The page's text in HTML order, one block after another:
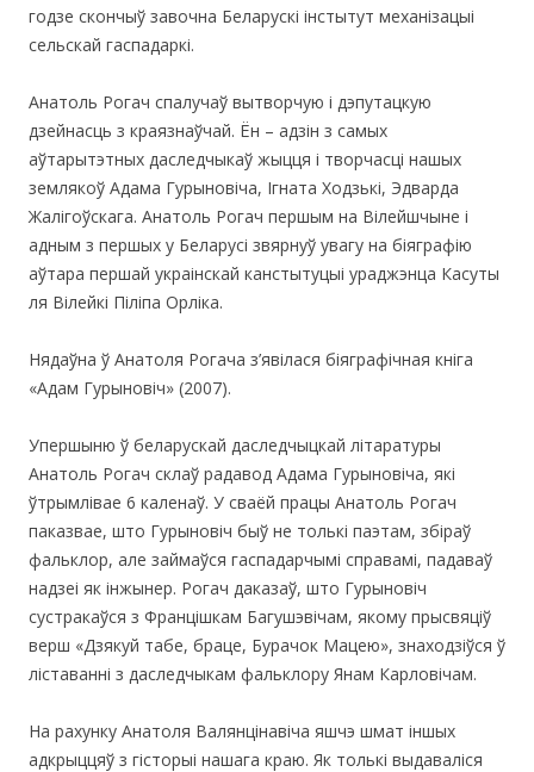
годзе скончыў завочна Беларускі інстытут механізацыі
сельскай гаспадаркі.
Анатоль Рогач спалучаў вытворчую і дэпутацкую
дзейнасць з краязнаўчай. Ён – адзін з самых
аўтарытэтных даследчыкаў жыцця і творчасці нашых
землякоў Адама Гурыновіча, Ігната Ходзькі, Эдварда
Жалігоўскага. Анатоль Рогач першым на Вілейшчыне і
адным з першых y Беларусі звярнуў увагу на біяграфію
аўтара першай украінскай канстытуцыі ураджэнца Касуты
ля Вілейкі Піліпа Орліка.
Нядаўна ў Анатоля Рогача з’явілася біяграфічная кніга
«Адам Гурыновіч» (2007).
Упершыню ў беларускай даследчыцкай літаратуры
Анатоль Рогач склаў радавод Адама Гурыновіча, які
ўтрымлівае 6 каленаў. У сваёй працы Анатоль Рогач
паказвае, што Гурыновіч быў не толькі паэтам, збіраў
фальклор, але займаўся гаспадарчымі справамі, падаваў
надзеі як інжынер. Рогач даказаў, што Гурыновіч
сустракаўся з Францішкам Багушэвічам, якому прысвяціў
верш «Дзякуй табе, браце, Бурачок Мацею», знаходзіўся ў
ліставанні з даследчыкам фальклору Янам Карловічам.
На рахунку Анатоля Валянцінавіча яшчэ шмат іншых
адкрыццяў з гісторыі нашага краю. Як толькі выдаваліся